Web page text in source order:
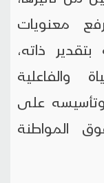
معنويات
ذاته،
والفاعلية
وتأسيسه على
المواطنة